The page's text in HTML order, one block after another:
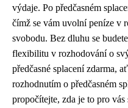
výdaje. Po předčasném
čímž se vám uvolní peníze v
svobodu. Bez dluhu se
flexibilitu v rozhodování o
předčasné splacení zdarma,
rozhodnutím o předčasném
propočítejte, zda je to pro